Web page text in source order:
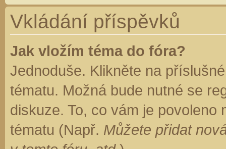
Vkládání příspěvků
Jak vložím téma do fóra?
Jednoduše. Klikněte na
tématu. Možná bude nutné se
diskuze. To, co vám je
tématu (Např. Můžete přidat